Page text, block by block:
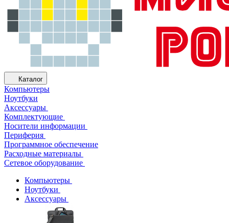
Каталог
Компьютеры
Ноутбуки
Аксессуары
Комплектующие
Носители информации
Периферия
Программное обеспечение
Расходные материалы
Сетевое оборудование
Компьютеры
Ноутбуки
Аксессуары